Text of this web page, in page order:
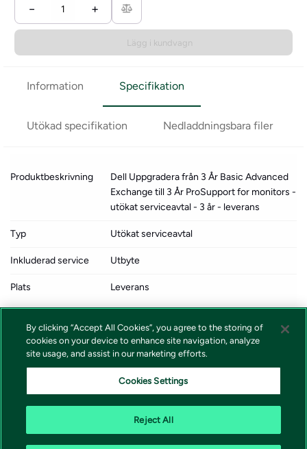
− +
Lägg i kundvagn
Information Specifikation
Utökad specifikation Nedladdningsbara filer
Produktbeskrivning
Dell Uppgradera från 3 År Basic Advanced
Exchange till 3 År ProSupport for monitors -
utökat serviceavtal - 3 år - leverans
Typ Utökat serviceavtal
Inkluderad service Utbyte
Plats Leverans
Full kontraktsperiod 3 år
Svarstid Nästa arbetsdag
Alienware AW3225QF, AW3425DW;
UltraSharp U4025QW, U4924DW
By clicking “Accept All Cookies”, you agree to the storing of
cookies on your device to enhance site navigation, analyze
site usage, and assist in our marketing efforts.
Cookies Settings
Reject All